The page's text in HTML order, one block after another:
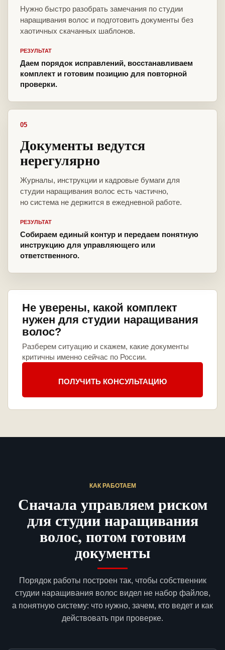
Нужно быстро разобрать замечания по студии
наращивания волос и подготовить документы без
хаотичных скачанных шаблонов.
РЕЗУЛЬТАТ
Даем порядок исправлений, восстанавливаем
комплект и готовим позицию для повторной
проверки.
05
Документы ведутся
нерегулярно
Журналы, инструкции и кадровые бумаги для
студии наращивания волос есть частично,
но система не держится в ежедневной работе.
РЕЗУЛЬТАТ
Собираем единый контур и передаем понятную
инструкцию для управляющего или
ответственного.
Не уверены, какой комплект
нужен для студии наращивания
волос?
Разберем ситуацию и скажем, какие документы
критичны именно сейчас по России.
ПОЛУЧИТЬ КОНСУЛЬТАЦИЮ
КАК РАБОТАЕМ
Сначала управляем риском
для студии наращивания
волос, потом готовим
документы
Порядок работы построен так, чтобы собственник
студии наращивания волос видел не набор файлов,
а понятную систему: что нужно, зачем, кто ведет и как
действовать при проверке.